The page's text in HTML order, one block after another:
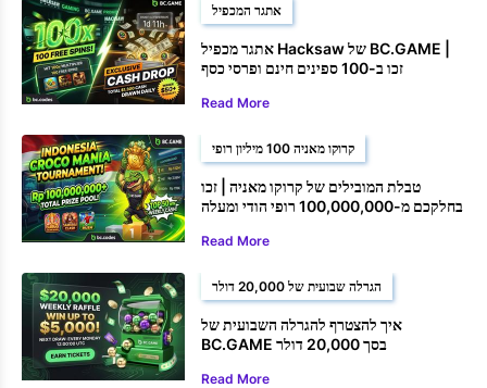
אתגר המכפיל
אתגר מכפיל Hacksaw של BC.GAME |
זכו ב-100 ספינים חינם ופרסי כסף
Read More
קרוקו מאניה 100 מיליון רופי
טבלת המובילים של קרוקו מאניה | זכו
בחלקכם מ-100,000,000 רופי הודי ומעלה
Read More
הגרלה שבועית של 20,000 דולר
איך להצטרף להגרלה השבועית של
BC.GAME בסך 20,000 דולר
Read More